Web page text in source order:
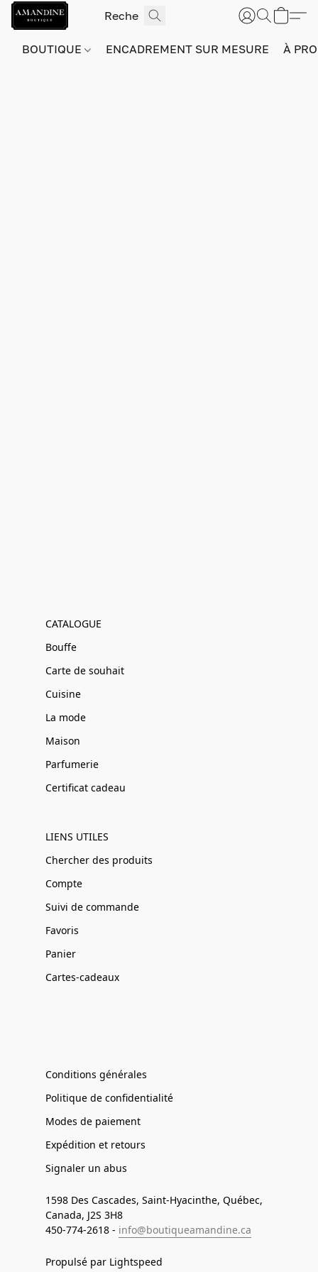
BOUTIQUE ENCADREMENT SUR MESURE À
CATALOGUE
Bouffe
Carte de souhait
Cuisine
La mode
Maison
Parfumerie
Certificat cadeau
LIENS UTILES
Chercher des produits
Compte
Suivi de commande
Favoris
Panier
Cartes-cadeaux
Conditions générales
Politique de confidentialité
Modes de paiement
Expédition et retours
Signaler un abus
1598 Des Cascades, Saint-Hyacinthe, Québec,
Canada, J2S 3H8
450-774-2618 - info@boutiqueamandine.ca
Propulsé par Lightspeed